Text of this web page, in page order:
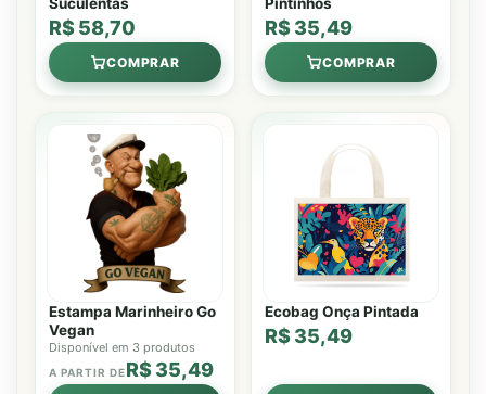
R$ 58,70
COMPRAR
R$ 35,49
COMPRAR
Estampa Marinheiro Go
Vegan
Disponível em 3 produtos
A PARTIR DER$ 35,49
Ecobag Onça Pintada
R$ 35,49